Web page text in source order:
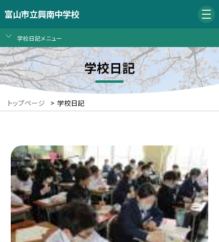
富山市立興南中学校
学校日記メニュー
学校日記
トップページ > 学校日記